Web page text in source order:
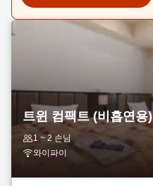
트윈 컴팩트 (비흡연용)
1 ~ 2 손님
와이파이